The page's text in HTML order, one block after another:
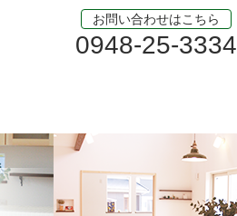
お問い合わせはこちら
0948-25-3334